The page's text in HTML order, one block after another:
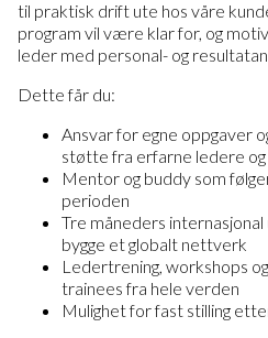
til praktisk drift ute hos våre
program vil være klar for, og
leder med personal- og
Dette får du:
Ansvar for egne oppgaver
støtte fra erfarne ledere
Mentor og buddy som
perioden
Tre måneders internasjonal
bygge et globalt nettverk
Ledertrening, workshops
trainees fra hele verden
Mulighet for fast stilling